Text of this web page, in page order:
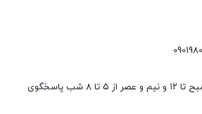
از شنبه تا پنجشنبه ، از ۹ صبح تا ۱۲ و نیم و عصر از ۵ تا ۸ شب پاسخگوی